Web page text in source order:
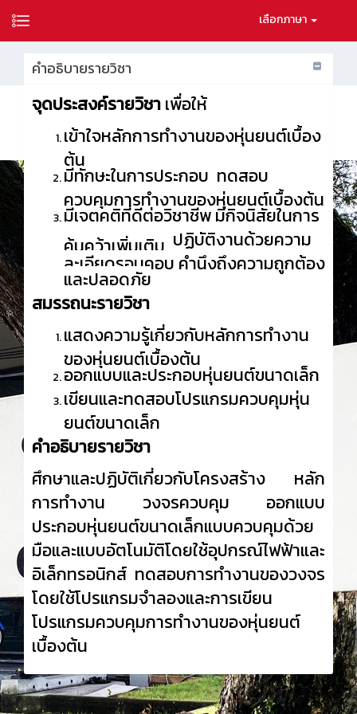
เลือกภาษา
คำอธิบายรายวิชา
จุดประสงค์รายวิชาเพื่อให้
เข้าใจหลักการทำงานของหุ่นยนต์เบื้อง
ต้น
มีทักษะในการประกอบ ทดสอบ
ควบคุมการทำงานของหุ่นยนต์เบื้องต้น
มีเจตคติที่ดีต่อวิชาชีพ มีกิจนิสัยในการ
ค้นคว้าเพิ่มเติม ปฏิบัติงานด้วยความ
ละเอียดรอบคอบ คำนึงถึงความถูกต้อง
และปลอดภัย
สมรรถนะรายวิชา
แสดงความรู้เกี่ยวกับหลักการทำงาน
ของหุ่นยนต์เบื้องต้น
ออกแบบและประกอบหุ่นยนต์ขนาดเล็ก
เขียนและทดสอบโปรแกรมควบคุมหุ่น
ยนต์ขนาดเล็ก
คำอธิบายรายวิชา
ศึกษาและปฏิบัติเกี่ยวกับโครงสร้าง หลัก
การทำงาน วงจรควบคุม ออกแบบ
ประกอบหุ่นยนต์ขนาดเล็กแบบควบคุมด้วย
มือและแบบอัตโนมัติโดยใช้อุปกรณ์ไฟฟ้าและ
อิเล็กทรอนิกส์ ทดสอบการทำงานของวงจร
โดยใช้โปรแกรมจำลองและการเขียน
โปรแกรมควบคุมการทำงานของหุ่นยนต์
เบื้องต้น